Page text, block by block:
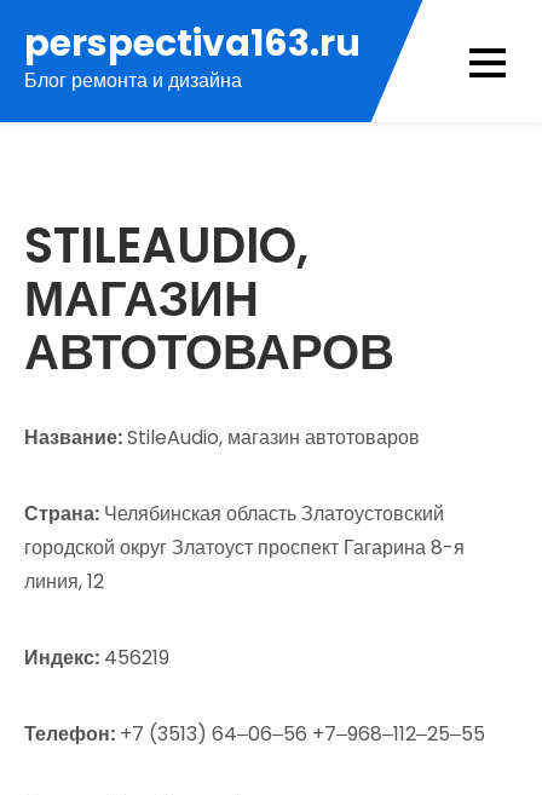
содержимому
perspectiva163.ru
Блог ремонта и дизайна
STILEAUDIO,
МАГАЗИН
АВТОТОВАРОВ
Название:StileAudio, магазин автотоваров
Страна: Челябинская область Златоустовский
городской округ Златоуст проспект Гагарина 8-я
линия, 12
Индекс: 456219
Телефон: +7 (3513) 64‒06‒56 +7‒968‒112‒25‒55